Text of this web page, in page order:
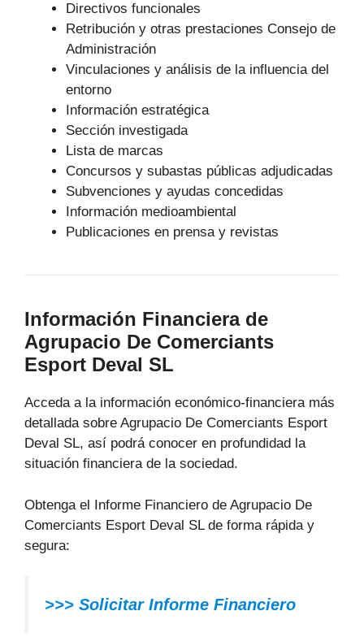
Directivos funcionales
Retribución y otras prestaciones Consejo de
Administración
Vinculaciones y análisis de la influencia del
entorno
Información estratégica
Sección investigada
Lista de marcas
Concursos y subastas públicas adjudicadas
Subvenciones y ayudas concedidas
Información medioambiental
Publicaciones en prensa y revistas
Información Financiera de
Agrupacio De Comerciants
Esport Deval SL
Acceda a la información económico-financiera más
detallada sobre Agrupacio De Comerciants Esport
Deval SL, así podrá conocer en profundidad la
situación financiera de la sociedad.
Obtenga el Informe Financiero de Agrupacio De
Comerciants Esport Deval SL de forma rápida y
segura:
>>> Solicitar Informe Financiero